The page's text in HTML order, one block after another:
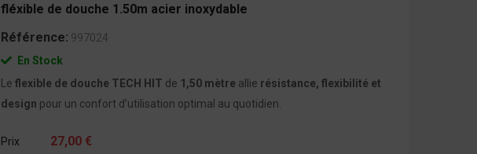
fléxible de douche 1.50m acier inoxydable
Référence: 997024
En Stock
Leflexible de douche TECH HIT de 1,50 mètre allie résistance, flexibilité et
design pour un confort d’utilisation optimal au quotidien.
Prix 27,00 €